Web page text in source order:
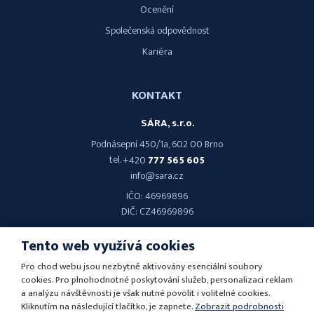
Ocenění
Společenská odpovědnost
Kariéra
KONTAKT
SÁRA, s.r.o.
Podnásepní 450/1a, 602 00 Brno
tel.+420 777 565 605
info@sara.cz
IČO: 46969896
DIČ: CZ46969896
© 2026 SÁRA, s.r.o. - všechna práva vyhrazena
Tento web využívá cookies
Pro chod webu jsou nezbytně aktivovány esenciální soubory
cookies. Pro plnohodnotné poskytování služeb, personalizaci reklam
a analýzu návštěvnosti je však nutné povolit i volitelné cookies.
Kliknutím na následující tlačítko, je zapnete.Zobrazit podrobnosti